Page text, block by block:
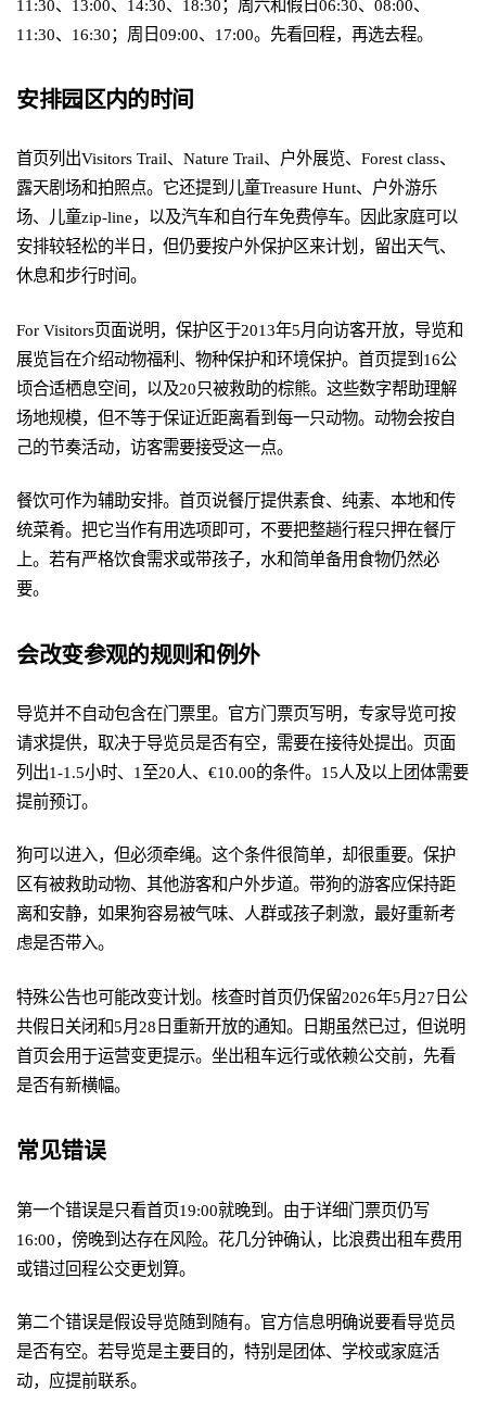
11:30、13:00、14:30、18:30；周六和假日06:30、08:00、
11:30、16:30；周日09:00、17:00。先看回程，再选去程。
安排园区内的时间
首页列出Visitors Trail、Nature Trail、户外展览、Forest class、
露天剧场和拍照点。它还提到儿童Treasure Hunt、户外游乐
场、儿童zip-line，以及汽车和自行车免费停车。因此家庭可以
安排较轻松的半日，但仍要按户外保护区来计划，留出天气、
休息和步行时间。
For Visitors页面说明，保护区于2013年5月向访客开放，导览和
展览旨在介绍动物福利、物种保护和环境保护。首页提到16公
顷合适栖息空间，以及20只被救助的棕熊。这些数字帮助理解
场地规模，但不等于保证近距离看到每一只动物。动物会按自
己的节奏活动，访客需要接受这一点。
餐饮可作为辅助安排。首页说餐厅提供素食、纯素、本地和传
统菜肴。把它当作有用选项即可，不要把整趟行程只押在餐厅
上。若有严格饮食需求或带孩子，水和简单备用食物仍然必
要。
会改变参观的规则和例外
导览并不自动包含在门票里。官方门票页写明，专家导览可按
请求提供，取决于导览员是否有空，需要在接待处提出。页面
列出1-1.5小时、1至20人、€10.00的条件。15人及以上团体需要
提前预订。
狗可以进入，但必须牵绳。这个条件很简单，却很重要。保护
区有被救助动物、其他游客和户外步道。带狗的游客应保持距
离和安静，如果狗容易被气味、人群或孩子刺激，最好重新考
虑是否带入。
特殊公告也可能改变计划。核查时首页仍保留2026年5月27日公
共假日关闭和5月28日重新开放的通知。日期虽然已过，但说明
首页会用于运营变更提示。坐出租车远行或依赖公交前，先看
是否有新横幅。
常见错误
第一个错误是只看首页19:00就晚到。由于详细门票页仍写
16:00，傍晚到达存在风险。花几分钟确认，比浪费出租车费用
或错过回程公交更划算。
第二个错误是假设导览随到随有。官方信息明确说要看导览员
是否有空。若导览是主要目的，特别是团体、学校或家庭活
动，应提前联系。